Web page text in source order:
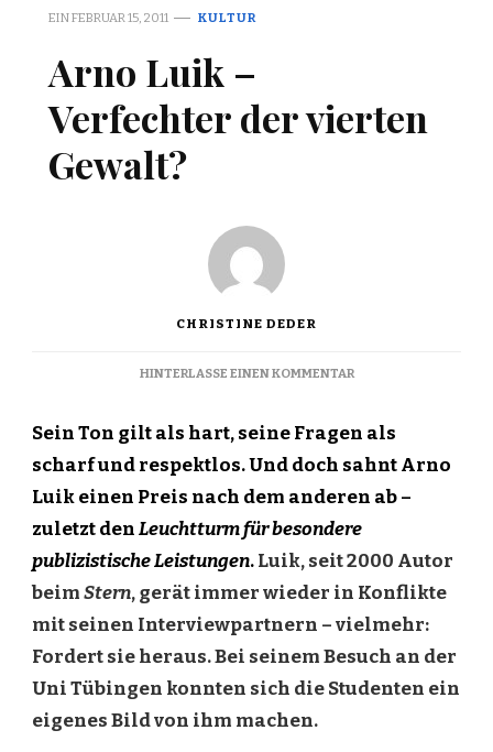
EINFEBRUAR 15, 2011 KULTUR
Arno Luik –
Verfechter der vierten
Gewalt?
CHRISTINE DEDER
HINTERLASSE EINEN KOMMENTARZU
–
VERFECHTER
DER
VIERTEN
Sein Ton gilt als hart, seine Fragen als
scharf und respektlos. Und doch sahnt Arno
Luik einen Preis nach dem anderen ab –
zuletzt denLeuchtturm für besondere
publizistische Leistungen.Luik, seit 2000 Autor
beimStern, gerät immer wieder in Konflikte
mit seinen Interviewpartnern – vielmehr:
Fordert sie heraus. Bei seinem Besuch an der
Uni Tübingen konnten sich die Studenten ein
eigenes Bild von ihm machen.